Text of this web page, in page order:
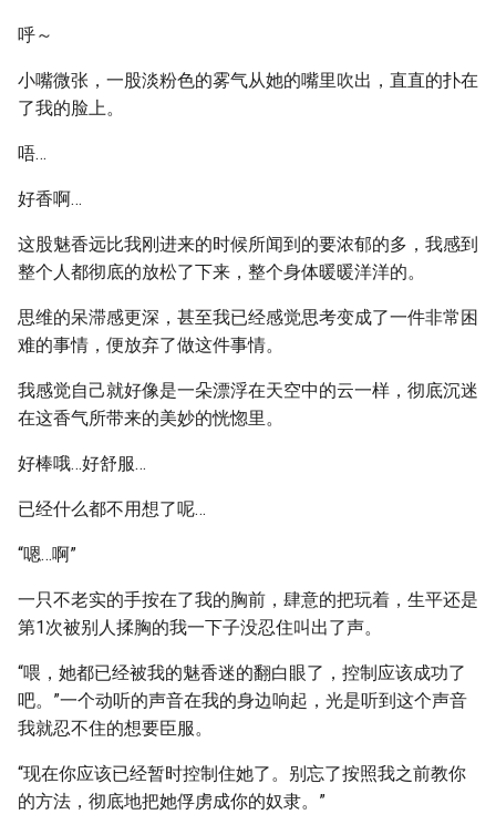
呼～
小嘴微张，一股淡粉色的雾气从她的嘴里吹出，直直的扑在
了我的脸上。
唔…
好香啊…
这股魅香远比我刚进来的时候所闻到的要浓郁的多，我感到
整个人都彻底的放松了下来，整个身体暖暖洋洋的。
思维的呆滞感更深，甚至我已经感觉思考变成了一件非常困
难的事情，便放弃了做这件事情。
我感觉自己就好像是一朵漂浮在天空中的云一样，彻底沉迷
在这香气所带来的美妙的恍惚里。
好棒哦…好舒服…
已经什么都不用想了呢…
“嗯…啊”
一只不老实的手按在了我的胸前，肆意的把玩着，生平还是
第1次被别人揉胸的我一下子没忍住叫出了声。
“喂，她都已经被我的魅香迷的翻白眼了，控制应该成功了
吧。”一个动听的声音在我的身边响起，光是听到这个声音
我就忍不住的想要臣服。
“现在你应该已经暂时控制住她了。别忘了按照我之前教你
的方法，彻底地把她俘虏成你的奴隶。”